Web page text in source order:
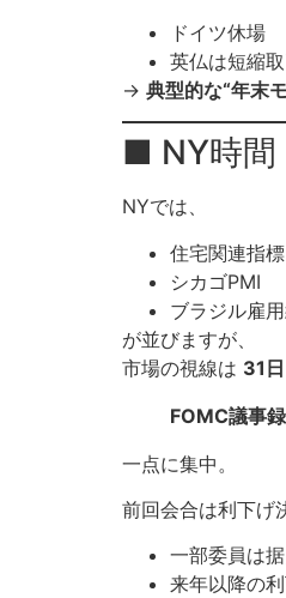
ドイツ休場
英仏は短縮取
→ 典型的な“年末モ
■ NY時間
NYでは、
住宅関連指標
シカゴPMI
ブラジル雇
が並びますが、
市場の視線は 31
FOMC議事録
一点に集中。
前回会合は利下げ
一部委員は
来年以降の